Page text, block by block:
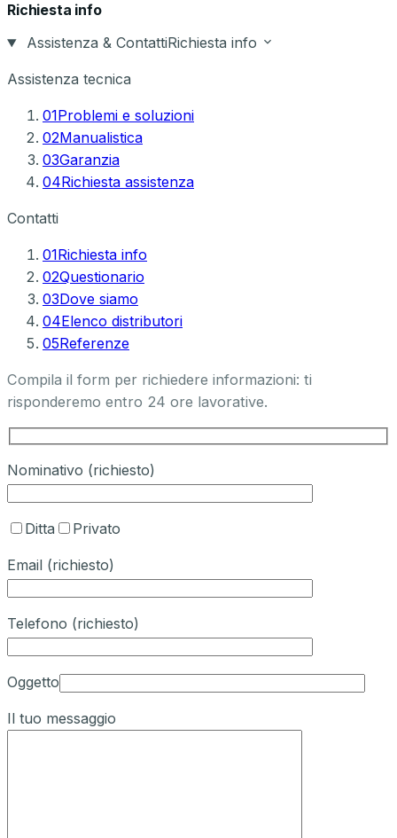
Richiesta info
Assistenza & ContattiRichiesta info
Assistenza tecnica
01Problemi e soluzioni
02Manualistica
03Garanzia
04Richiesta assistenza
Contatti
01Richiesta info
02Questionario
03Dove siamo
04Elenco distributori
05Referenze
Compila il form per richiedere informazioni: ti
risponderemo entro 24 ore lavorative.
Nominativo (richiesto)
Ditta Privato
Email (richiesto)
Telefono (richiesto)
Oggetto
Il tuo messaggio